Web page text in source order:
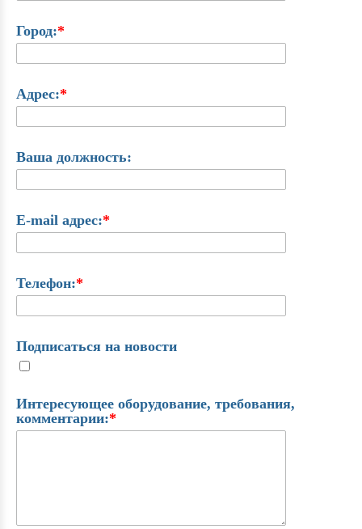
Город:*
Адрес:*
Ваша должность:
E-mail адрес:*
Телефон:*
Подписаться на новости
Интересующее оборудование, требования,
комментарии:*